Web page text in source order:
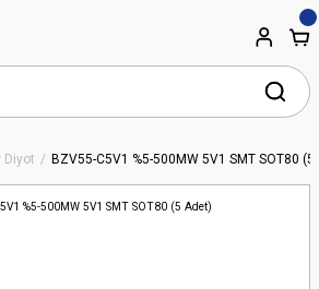
Diyot BZV55-C5V1 %5-500MW 5V1 SMT SOT80